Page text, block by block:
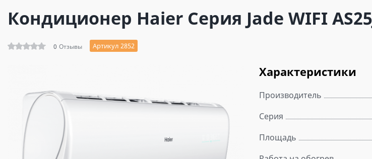
Кондиционер Haier Серия Jade WIFI
0 Отзывы Артикул 2852
Характеристики
Производитель
Серия
Площадь